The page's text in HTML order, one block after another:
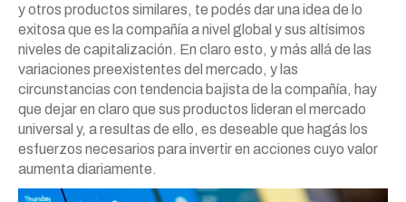
y otros productos similares, te podés dar una idea de lo
exitosa que es la compañía a nivel global y sus altísimos
niveles de capitalización. En claro esto, y más allá de las
variaciones preexistentes del mercado, y las
circunstancias con tendencia bajista de la compañía, hay
que dejar en claro que sus productos lideran el mercado
universal y, a resultas de ello, es deseable que hagás los
esfuerzos necesarios para invertir en acciones cuyo valor
aumenta diariamente.